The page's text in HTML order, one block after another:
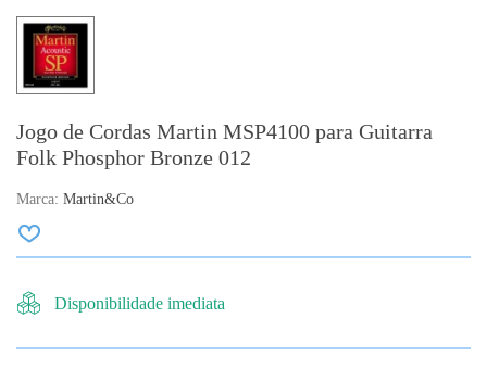
Jogo de Cordas Martin MSP4100 para Guitarra
Folk Phosphor Bronze 012
Marca: Martin&Co
Disponibilidade imediata